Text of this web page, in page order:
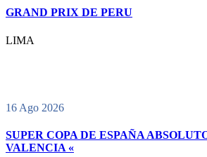
GRAND PRIX DE PERU
LIMA
16 Ago 2026
SUPER COPA DE ESPAÑA
VALENCIA «